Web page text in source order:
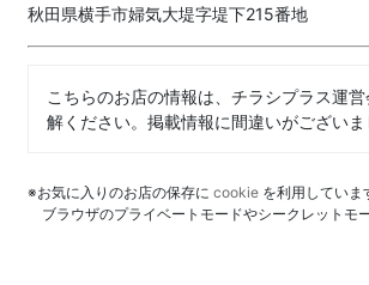
秋田県横手市婦気大堤字堤下215番地
こちらのお店の情報は、チラシプラス運
解ください。掲載情報に間違いがござい
※お気に入りのお店の保存に cookie を利用していま
ブラウザのプライベートモードやシークレットモ